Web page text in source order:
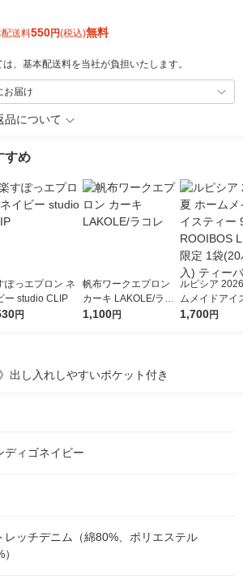
送料550円(税込)無料
、基本配送料を当社が負担いたします。
お届け
品について
すめ
ぽっエプロン ネ
ー studio CLIP
円
帆布ワークエプロン
カーキ LAKOLE/ラコ
レ
1,100円
ルピシア
ムメイドアイ
9219
1,700円
出し入れしやすいポケット付き
ディゴネイビー
レッチデニム（綿80%、ポリエステル